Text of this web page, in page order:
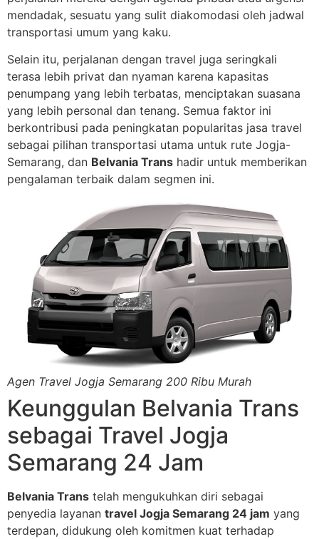
mendadak, sesuatu yang sulit diakomodasi oleh jadwal
transportasi umum yang kaku.
Selain itu, perjalanan dengan travel juga seringkali
terasa lebih privat dan nyaman karena kapasitas
penumpang yang lebih terbatas, menciptakan suasana
yang lebih personal dan tenang. Semua faktor ini
berkontribusi pada peningkatan popularitas jasa travel
sebagai pilihan transportasi utama untuk rute Jogja-
Semarang, dan Belvania Trans hadir untuk memberikan
pengalaman terbaik dalam segmen ini.
Agen Travel Jogja Semarang 200 Ribu Murah
Keunggulan Belvania Trans
sebagai Travel Jogja
Semarang 24 Jam
Belvania Trans telah mengukuhkan diri sebagai
penyedia layanan travel Jogja Semarang 24 jam yang
terdepan, didukung oleh komitmen kuat terhadap